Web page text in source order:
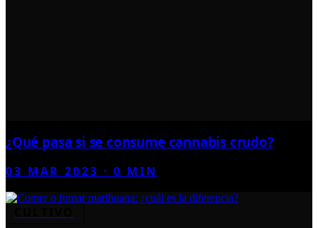
¿Qué pasa si se consume cannabis crudo?
03 MAR 2023 ·0 MIN